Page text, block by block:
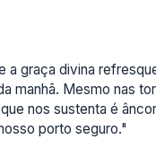
a graça divina
manhã. Mesmo nas
nos sustenta é
porto seguro."